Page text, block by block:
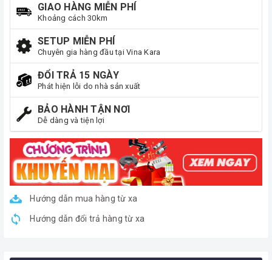
GIAO HÀNG MIỄN PHÍ
Khoảng cách 30km
SETUP MIỄN PHÍ
Chuyên gia hàng đầu tại Vina Kara
ĐỔI TRẢ 15 NGÀY
Phát hiện lỗi do nhà sản xuất
BẢO HÀNH TẬN NƠI
Dễ dàng và tiện lợi
Hướng dẫn mua hàng từ xa
Hướng dẫn đổi trả hàng từ xa